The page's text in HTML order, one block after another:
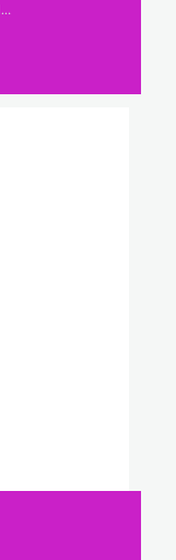
Secundaria, Teresa Albutex, Naiara Antón y Valeria Cano